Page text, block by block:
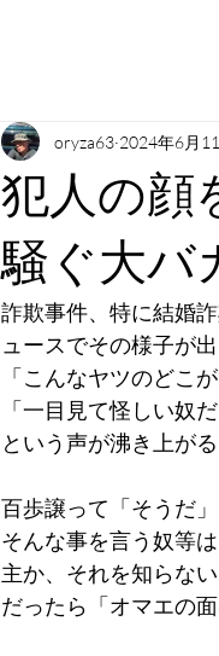
犯人の顔
騒ぐ大バ
oryza63 2024年6月
詐欺事件、特に結婚
ュースでその様子が
「こんなヤツのどこ
「一目見て怪しい奴だ
という声が沸き上がる
百歩譲って「そうだ
そんな事を言う奴等
主か、それを知らな
だったら「オマエの